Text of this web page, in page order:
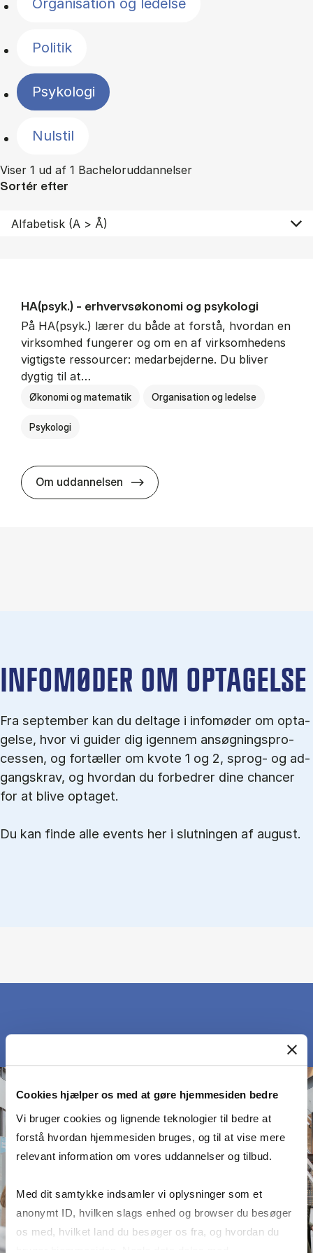
Cookies hjælper os med at gøre hjemmesiden bedre
Vi bruger cookies og lignende teknologier til bedre at
forstå hvordan hjemmesiden bruges, og til at vise mere
relevant information om vores uddannelser og tilbud.
Med dit samtykke indsamler vi oplysninger som et
anonymt ID, hvilken slags enhed og browser du besøger
os med, hvilket land du besøger os fra, og hvordan du
Organisation og ledelse
Politik
Psykologi
Nulstil
Viser 1 ud af 1 Bacheloruddannelser
Sortér efter
HA(psyk.) - erhvervs­økonomi og psy­ko­lo­gi
På HA(psyk.) lærer du både at forstå, hvordan en
virksomhed fungerer og om en af virksomhedens
vigtigste ressourcer: medarbejderne. Du bliver
dygtig til at…
Økonomi og matematik Organisation og ledelse
Psykologi
Om uddannelsen HA(psyk.) - erhvervs­økonomi og
IN­FO­MØ­DER OM OP­TA­GEL­SE
Fra september kan du del­tage i in­fo­mø­der om op­ta­
gel­se, hvor vi gu­i­der dig igen­nem an­søg­nings­pro­
ces­sen, og for­tæl­ler om kvo­te 1 og 2, sprog- og ad­
gangs­krav, og hvordan du forbedrer dine chancer
for at blive optaget.
Du kan finde alle events her i slutningen af august.